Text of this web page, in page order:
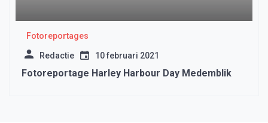
Fotoreportages
Redactie 10 februari 2021
Fotoreportage Harley Harbour Day Medemblik